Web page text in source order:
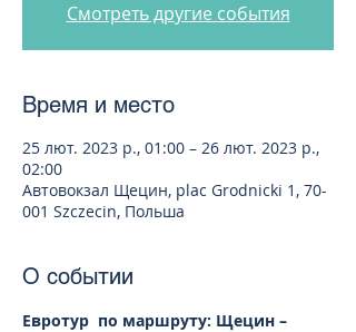
Смотреть другие события
Время и место
25 лют. 2023 р., 01:00 – 26 лют. 2023 р.,
02:00
Автовокзал Щецин, plac Grodnicki 1, 70-
001 Szczecin, Польша
О событии
Евротур  по маршруту: Щецин –